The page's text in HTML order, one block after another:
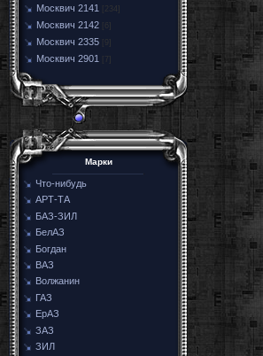
Москвич 2141 [234]
Москвич 2142
Москвич 2335
Москвич 2901 [7]
Марки
Что-нибудь
АРТ-ТА
БАЗ-ЗИЛ
БелАЗ
Богдан
ВАЗ
Волжанин
ГАЗ
ЕрАЗ
ЗАЗ
ЗИЛ